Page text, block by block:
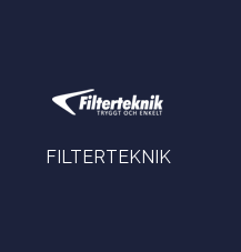
FILTERTEKNIK